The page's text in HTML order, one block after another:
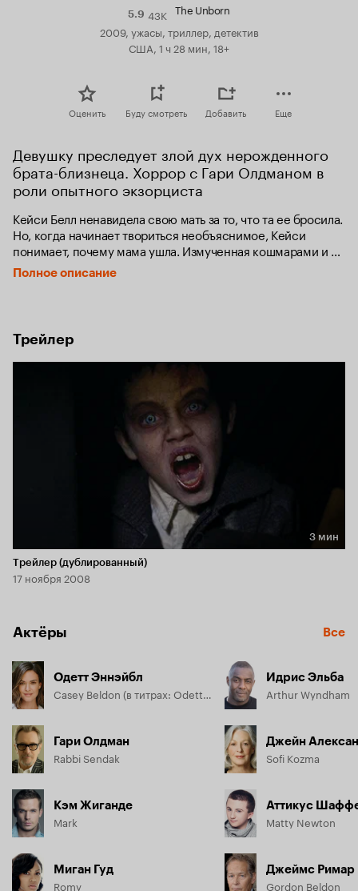
5.9Рейтинг
43K The Unborn
2009, ужасы, триллер, детектив
США, 1 ч 28 мин, 18+
Оценить Буду смотреть Добавить Еще
Девушку преследует злой дух нерожденного
брата-близнеца. Хоррор с Гари Олдманом в
роли опытного экзорциста
Кейси Белл ненавидела свою мать за то, что та ее бросила.
Но, когда начинает твориться необъяснимое, Кейси
понимает, почему мама ушла. Измученная кошмарами и
присутствием злого духа, она обращается к
единственному человеку, который, возможно, способен
Сендак.
Полное описание
Трейлер
Длительность 3 мин
3 мин
Трейлер (дублированный)
17 ноября 2008
Актёры Все
Одетт Эннэйбл
Гари Олдман
Rabbi Sendak
Кэм Жиганде
Mark
Миган Гуд
Romy
Идрис Эльба
Arthur Wyndham
Джейн
Sofi Kozma
Аттикус
Matty Newton
Джеймс Римар
Gordon Beldon